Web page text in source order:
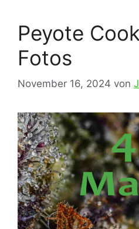
Peyote
Fotos
November 16, 2024 von